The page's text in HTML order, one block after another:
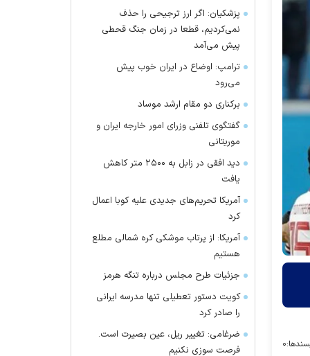
۰
پزشکیان: اگر ارز ترجیحی را حذف
نمی‌کردیم، قطعا در زمان جنگ قحطی
پیش می‌آمد
ترامپ: اوضاع در ایران خوب پیش
می‌رود
برکناری دو مقام ارشد موساد
گفتگوی تلفنی وزرای امور خارجه ایران و
موریتانی
دید افقی در زابل به ۲۵۰۰ متر کاهش
یافت
آمریکا تحریم‌های جدیدی علیه کوبا اعمال
کرد
آمریکا: از پرتاب موشکی کره شمالی مطلع
هستیم
جزئیات طرح مجلس درباره تنگه هرمز
کویت دستور تعطیلی تنها مدرسه ایرانی
را صادر کرد
ضرغامی: تغییر ریل، عین بصیرت است.
فرصت سوزی نکنیم